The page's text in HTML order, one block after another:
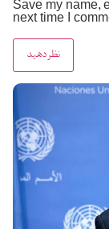
Save my name,
next time I